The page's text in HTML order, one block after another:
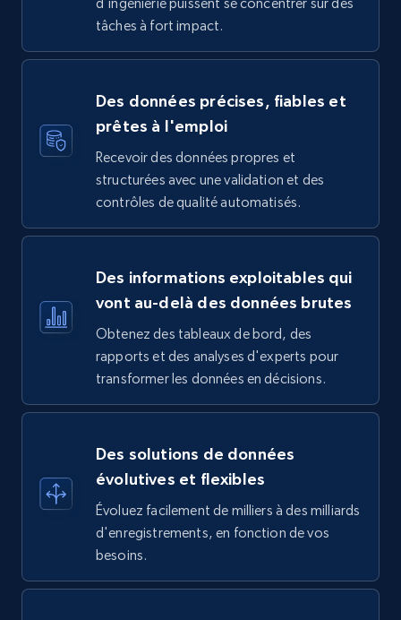
d'ingénierie puissent se concentrer sur des
tâches à fort impact.
Des données précises, fiables et
prêtes à l'emploi
Recevoir des données propres et
structurées avec une validation et des
contrôles de qualité automatisés.
Des informations exploitables qui
vont au-delà des données brutes
Obtenez des tableaux de bord, des
rapports et des analyses d'experts pour
transformer les données en décisions.
Des solutions de données
évolutives et flexibles
Évoluez facilement de milliers à des milliards
d'enregistrements, en fonction de vos
besoins.